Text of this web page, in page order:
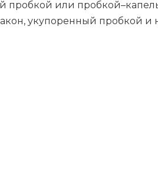
проб­кой или
уку­по­рен­ный проб­кой